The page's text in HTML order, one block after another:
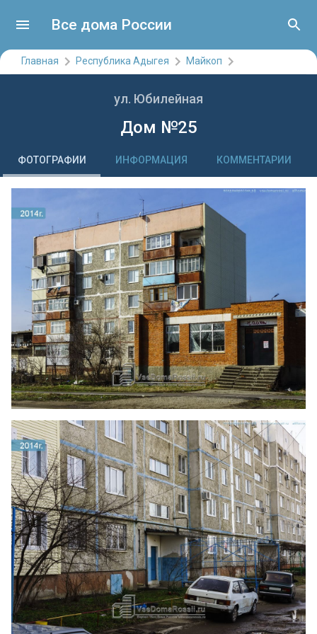
Все дома России
Главная Республика Адыгея Майкоп
ул. Юбилейная
Дом №25
ФОТОГРАФИИ ИНФОРМАЦИЯ КОММЕНТАРИИ